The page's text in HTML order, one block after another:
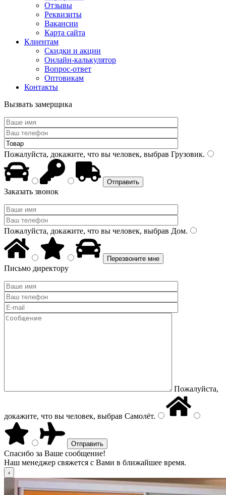
Отзывы
Реквизиты
Вакансии
Карта сайта
Клиентам
Скидки и акции
Онлайн-калькулятор
Вопрос-ответ
Оптовикам
Контакты
Вызвать замерщика
Пожалуйста, докажите, что вы человек, выбрав Грузовик.
Заказать звонок
Пожалуйста, докажите, что вы человек, выбрав Дом.
Письмо директору
Пожалуйста,
докажите, что вы человек, выбрав Самолёт.
Спасибо за Ваше сообщение!
Наш менеджер свяжется с Вами в ближайшее время.